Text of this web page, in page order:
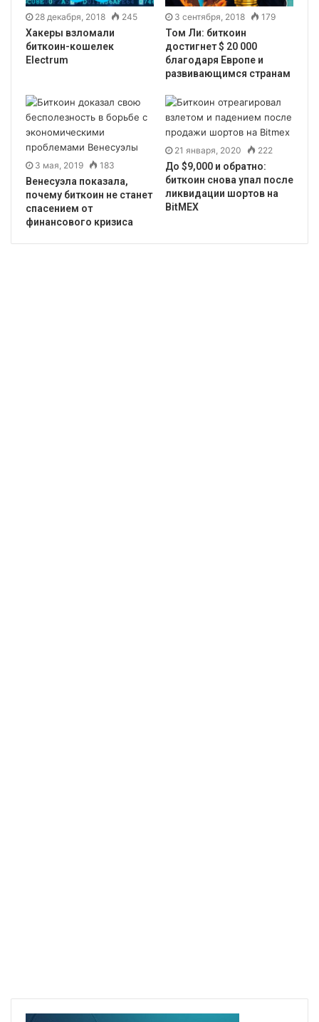
28 декабря, 2018 245
Хакеры взломали
биткоин-кошелек
Electrum
3 сентября, 2018 179
Том Ли: биткоин
достигнет $ 20 000
благодаря Европе и
развивающимся странам
3 мая, 2019 183
Венесуэла показала,
почему биткоин не станет
спасением от
финансового кризиса
21 января, 2020 222
До $9,000 и обратно:
биткоин снова упал после
ликвидации шортов на
BitMEX